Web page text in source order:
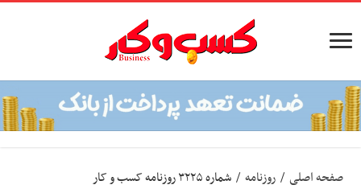
صفحه اصلی / روزنامه / شماره ۳۲۲۵ روزنامه کسب و کار